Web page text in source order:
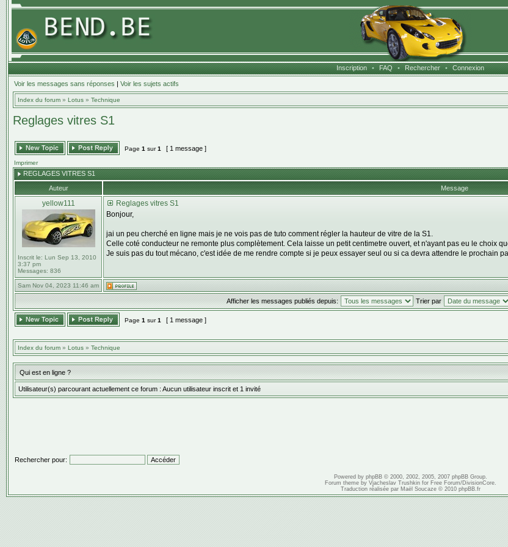
Inscription • FAQ • Rechercher • Connexion
Voir les messages sans réponses | Voir les sujets actifs
Index du forum » Lotus » Technique
Reglages vitres S1
Page 1 sur1 [ 1 message ]
Imprimer
REGLAGES VITRES S1
Auteur
Message
yellow111
Inscrit le: Lun Sep 13, 2010
3:37 pm
Messages: 836
Reglages vitres S1
Bonjour,
jai un peu cherché en ligne mais je ne vois pas de tuto comment régler la hauteur de vitre de la S1.
Celle coté conducteur ne remonte plus complètement. Cela laisse un petit centimetre ouvert, et n'ayant pas eu le choix
Je suis pas du tout mécano, c'est idée de me rendre compte si je peux essayer seul ou si ca devra attendre le prochain
Sam Nov 04, 2023 11:46 am
Afficher les messages publiés depuis: Trier par
Page 1 sur1 [ 1 message ]
Index du forum » Lotus » Technique
Qui est en ligne ?
Utilisateur(s) parcourant actuellement ce forum : Aucun utilisateur inscrit et 1 invité
Rechercher pour:
Powered by phpBB© 2000, 2002, 2005, 2007 phpBB Group.
Forum theme by Vjacheslav Trushkinfor Free Forum/DivisionCore.
Traduction réalisée par Maël Soucaze© 2010 phpBB.fr